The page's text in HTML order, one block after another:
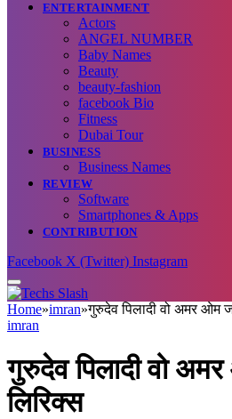
ENTERTAINMENT
Actors
ANGEL NUMBER
Baby Names
Beauty
beauty-fashion
facebook Bio
Fitness
Dubai Tour
BUSINESS
Business Names
REVIEW
Software
Smartphones & Apps
CONTRIBUTION
Facebook X (Twitter) Instagram
Home»imran»गुरुदेव पिलादी वो अमर ओम
imran
गुरुदेव पिलादी वो
लिरिक्स